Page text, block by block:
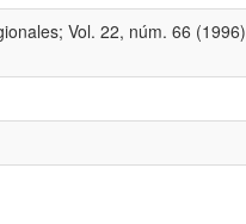
Vol. 22, núm. 66 (1996)